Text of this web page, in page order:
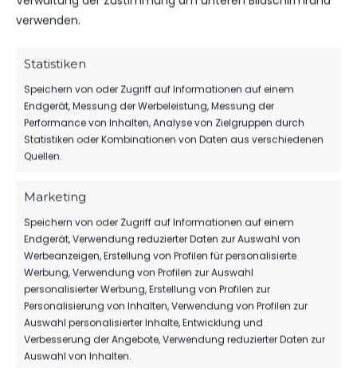
verwenden.
Statistiken
Speichern von oder Zugriff auf Informationen auf einem
Endgerät, Messung der Werbeleistung, Messung der
Performance von Inhalten, Analyse von Zielgruppen durch
Statistiken oder Kombinationen von Daten aus verschiedenen
Quellen.
Marketing
Speichern von oder Zugriff auf Informationen auf einem
Endgerät, Verwendung reduzierter Daten zur Auswahl von
Werbeanzeigen, Erstellung von Profilen für personalisierte
Werbung, Verwendung von Profilen zur Auswahl
personalisierter Werbung, Erstellung von Profilen zur
Personalisierung von Inhalten, Verwendung von Profilen zur
Auswahl personalisierter Inhalte, Entwicklung und
Verbesserung der Angebote, Verwendung reduzierter Daten zur
Auswahl von Inhalten.
JUNI 2023
Luckenwalde
SA.., 29.
APR.
2023
09:30
Uhr
FSV
Bernau
vs. FSV 63
Luckenwalde
3:1
Landesliga
D1
FSV Bernau vs FSV 63
Luckenwalde D1-Jugend
28. Juni 2025
Ähnlicher Beitrag
FSV Bernau vs FSV 63
Luckenwalde D1-Jugend
18. November 2023
Ähnlicher Beitrag
FSV 63 Luckenwalde D1-
Jugend vs FSV Bernau
17. Juni 2023
Ähnlicher Beitrag